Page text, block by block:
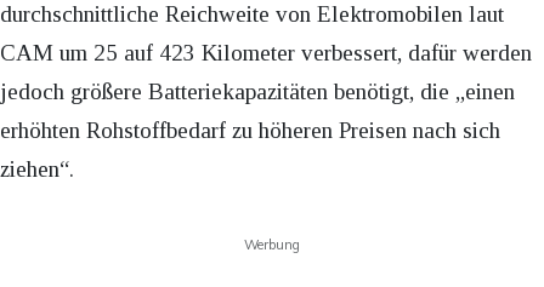
durchschnittliche Reichweite von Elektromobilen laut
CAM um 25 auf 423 Kilometer verbessert, dafür werden
jedoch größere Batteriekapazitäten benötigt, die „einen
erhöhten Rohstoffbedarf zu höheren Preisen nach sich
ziehen“.
Werbung